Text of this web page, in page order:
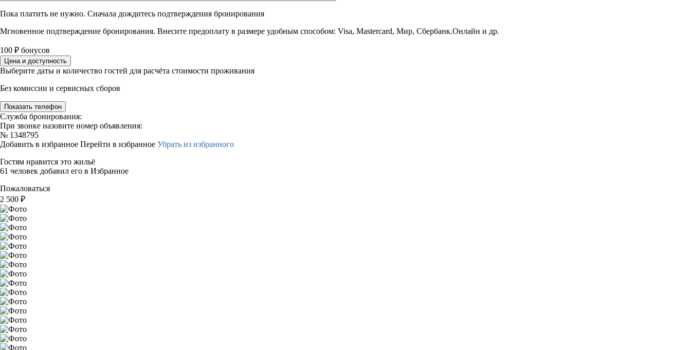
Пока платить не нужно. Сначала дождитесь подтверждения бронирования
Мгновенное подтверждение бронирования. Внесите предоплату в размере удобным способом: Visa, Mastercard, Мир, Сбербанк.Онлайн и др.
100 ₽ бонусов
Цена и доступность
Выберите даты и количество гостей для расчёта стоимости проживания
Без комиссии и сервисных сборов
Показать телефон
Служба бронирования:
При звонке назовите номер объявления:
№ 1348795
Добавить в избранное Перейти в избранное Убрать из избранного
Гостям нравится это жильё
61 человек добавил его в Избранное
Пожаловаться
2 500 ₽